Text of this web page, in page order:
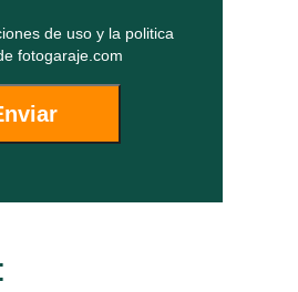
de uso y la politica
fotogaraje.com